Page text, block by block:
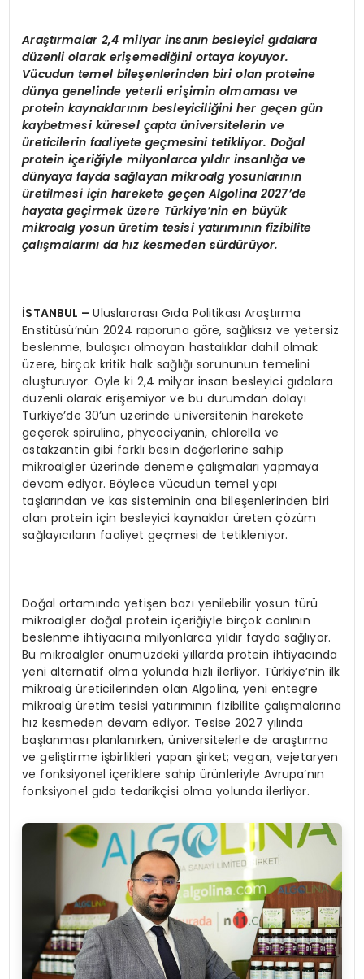
Araştırmalar 2,4 milyar insanın besleyici gıdalara
düzenli olarak erişemediğini ortaya koyuyor.
Vücudun temel bileşenlerinden biri olan proteine
dünya genelinde yeterli erişimin olmaması ve
protein kaynaklarının besleyiciliğini her geçen gün
kaybetmesi küresel çapta üniversitelerin ve
üreticilerin faaliyete geçmesini tetikliyor. Doğal
protein içeriğiyle milyonlarca yıldır insanlığa ve
dünyaya fayda sağlayan mikroalg yosunlarının
üretilmesi için harekete geçen Algolina 2027’de
hayata geçirmek üzere Türkiye’nin en büyük
mikroalg yosun üretim tesisi yatırımının fizibilite
çalışmalarını da hız kesmeden sürdürüyor.
İSTANBUL –Uluslararası Gıda Politikası Araştırma
Enstitüsü’nün 2024 raporuna göre, sağlıksız ve yetersiz
beslenme, bulaşıcı olmayan hastalıklar dahil olmak
üzere, birçok kritik halk sağlığı sorununun temelini
oluşturuyor. Öyle ki 2,4 milyar insan besleyici gıdalara
düzenli olarak erişemiyor ve bu durumdan dolayı
Türkiye’de 30’un üzerinde üniversitenin harekete
geçerek spirulina, phycociyanin, chlorella ve
astakzantin gibi farklı besin değerlerine sahip
mikroalgler üzerinde deneme çalışmaları yapmaya
devam ediyor. Böylece vücudun temel yapı
taşlarından ve kas sisteminin ana bileşenlerinden biri
olan protein için besleyici kaynaklar üreten çözüm
sağlayıcıların faaliyet geçmesi de tetikleniyor.
Doğal ortamında yetişen bazı yenilebilir yosun türü
mikroalgler doğal protein içeriğiyle birçok canlının
beslenme ihtiyacına milyonlarca yıldır fayda sağlıyor.
Bu mikroalgler önümüzdeki yıllarda protein ihtiyacında
yeni alternatif olma yolunda hızlı ilerliyor. Türkiye’nin ilk
mikroalg üreticilerinden olan Algolina, yeni entegre
mikroalg üretim tesisi yatırımının fizibilite çalışmalarına
hız kesmeden devam ediyor. Tesise 2027 yılında
başlanması planlanırken, üniversitelerle de araştırma
ve geliştirme işbirlikleri yapan şirket; vegan, vejetaryen
ve fonksiyonel içeriklere sahip ürünleriyle Avrupa’nın
fonksiyonel gıda tedarikçisi olma yolunda ilerliyor.